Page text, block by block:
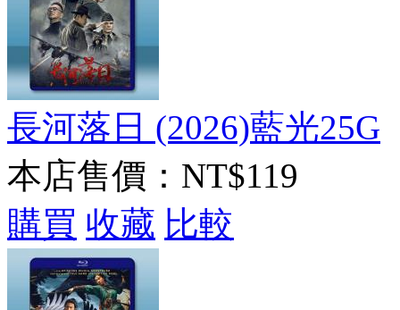
長河落日 (2026)藍光25G
本店售價： NT$119
購買 收藏 比較